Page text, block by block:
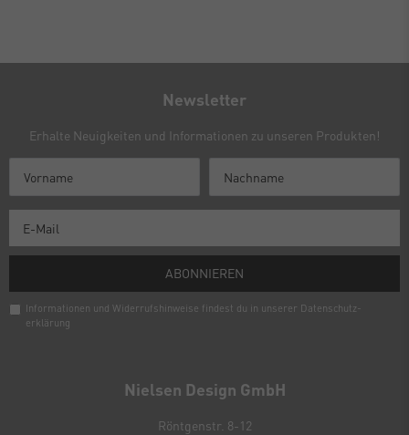
Nielsen Design GmbH
Röntgenstr. 8-12
Newsletter
Erhalte Neuigkeiten und Informationen zu unseren Produkten!
ABONNIEREN
Informationen und Widerrufshinweise findest du in unserer Daten­schutz­
erklärung